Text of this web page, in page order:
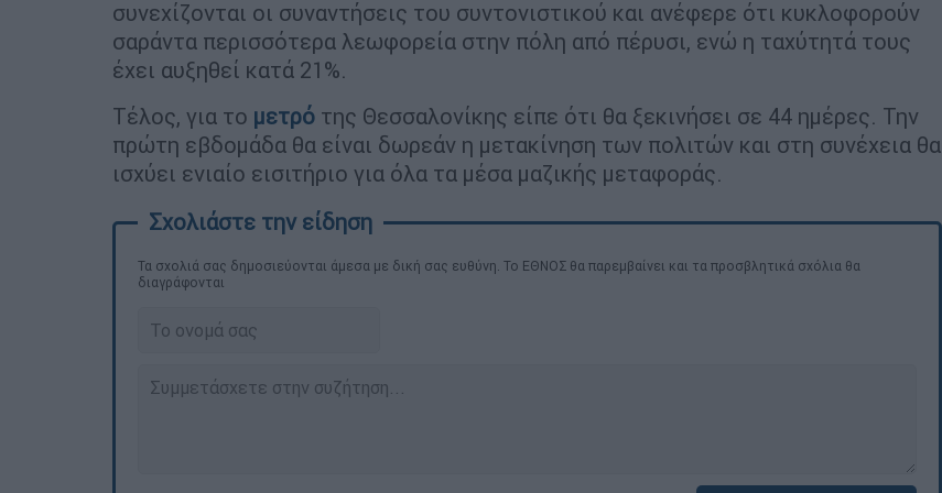
συνεχίζονται οι συναντήσεις του συντονιστικού και ανέφερε ότι κυκλοφορούν
σαράντα περισσότερα λεωφορεία στην πόλη από πέρυσι, ενώ η ταχύτητά τους
έχει αυξηθεί κατά 21%.
Τέλος, για το μετρό της Θεσσαλονίκης είπε ότι θα ξεκινήσει σε 44 ημέρες. Την
πρώτη εβδομάδα θα είναι δωρεάν η μετακίνηση των πολιτών και στη συνέχεια θα
ισχύει ενιαίο εισιτήριο για όλα τα μέσα μαζικής μεταφοράς.
Τα σχολιά σας δημοσιεύονται άμεσα με δική σας ευθύνη. Το ΕΘΝΟΣ θα παρεμβαίνει και τα προσβλητικά σχόλια θα
διαγράφονται